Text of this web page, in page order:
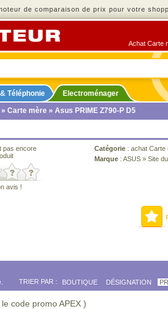
de comparaison de prix pour votre
Achat Carte
Téléphonie
Electroménager
» Carte mère » Asus PRIME Z790-P D5
pas encore
avis !
Catégorie : achat Carte
Marque : ASUS » Site
TRIER PAR : BOUTIQUE DÉSIGNATION
code promo APEX )